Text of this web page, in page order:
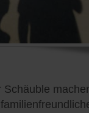
Schäuble